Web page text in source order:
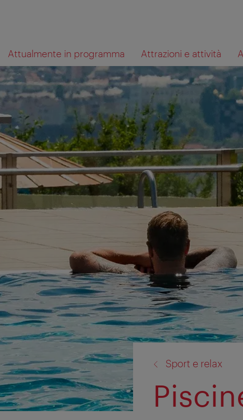
navigazione
contenuto
Attualmente in programma Attrazioni e attività
Cosa
cerchi?
Sport e relax